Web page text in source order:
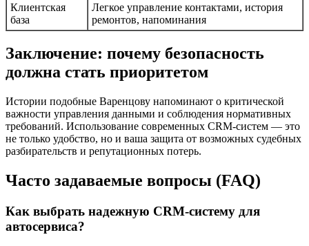
Клиентская
база
Легкое управление контактами, история
ремонтов, напоминания
Заключение: почему безопасность
должна стать приоритетом
Истории подобные Варенцову напоминают о критической
важности управления данными и соблюдения нормативных
требований. Использование современных CRM-систем — это
не только удобство, но и ваша защита от возможных судебных
разбирательств и репутационных потерь.
Часто задаваемые вопросы (FAQ)
Как выбрать надежную CRM-систему для
автосервиса?